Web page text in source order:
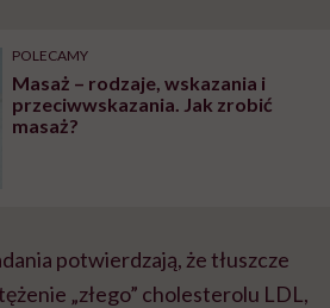
pracy
POLECAMY
Masaż – rodzaje, wskazania i
przeciwwskazania. Jak zrobić
masaż?
potwierdzają, że tłuszcze
„złego” cholesterolu LDL,